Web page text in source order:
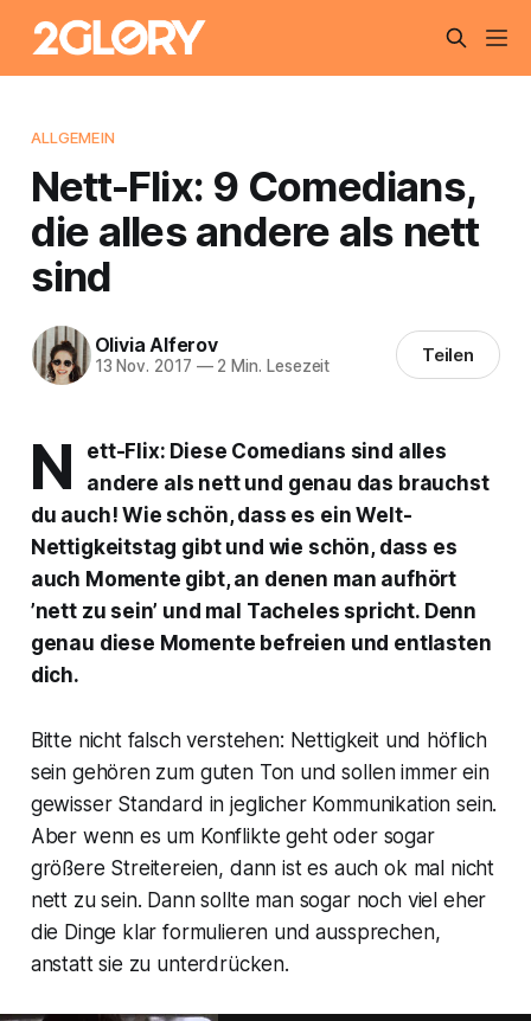
ALLGEMEIN
Nett-Flix: 9 Comedians,
die alles andere als nett
sind
Olivia Alferov
13 Nov. 2017 —2 Min. Lesezeit Teilen
N
ett-Flix: Diese Comedians sind alles
andere als nett und genau das brauchst
du auch! Wie schön, dass es ein Welt-
Nettigkeitstag gibt und wie schön, dass es
auch Momente gibt, an denen man aufhört
’nett zu sein’ und mal Tacheles spricht. Denn
genau diese Momente befreien und entlasten
dich.
Bitte nicht falsch verstehen: Nettigkeit und höflich
sein gehören zum guten Ton und sollen immer ein
gewisser Standard in jeglicher Kommunikation sein.
Aber wenn es um Konflikte geht oder sogar
größere Streitereien, dann ist es auch ok mal nicht
nett zu sein. Dann sollte man sogar noch viel eher
die Dinge klar formulieren und aussprechen,
anstatt sie zu unterdrücken.